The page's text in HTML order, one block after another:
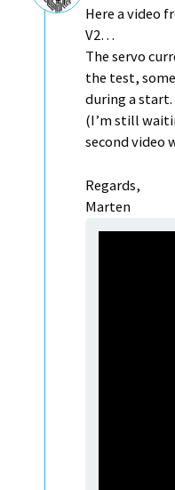
Here a video
V2…
The servo
the test,
during a start.
(I’m still
second video
Regards,
Marten